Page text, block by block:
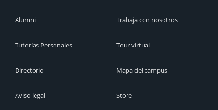
Alumni
Tutorías Personales
Directorio
Aviso legal
Trabaja con nosotros
Tour virtual
Mapa del campus
Store